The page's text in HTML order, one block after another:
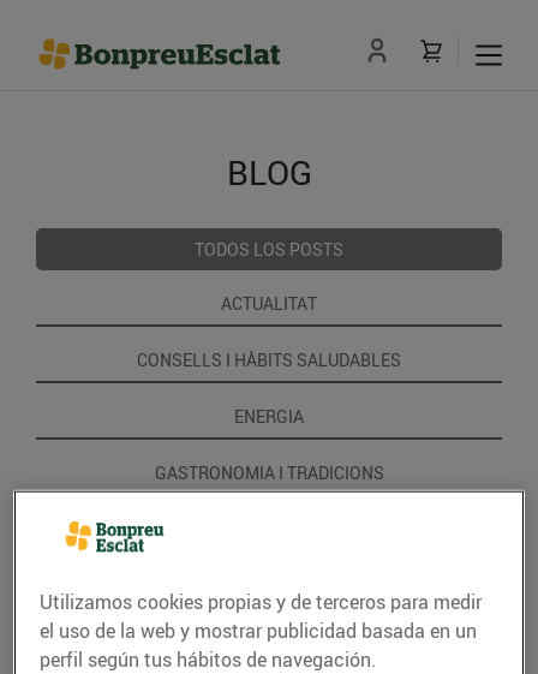
BLOG
TODOS LOS POSTS
ACTUALITAT
CONSELLS I HÀBITS SALUDABLES
ENERGIA
GASTRONOMIA I TRADICIONS
Utilizamos cookies propias y de terceros para medir
el uso de la web y mostrar publicidad basada en un
perfil según tus hábitos de navegación.